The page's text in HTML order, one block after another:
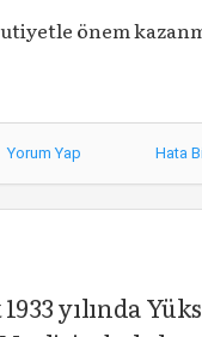
önem
Yorum Yap Hata
yılında